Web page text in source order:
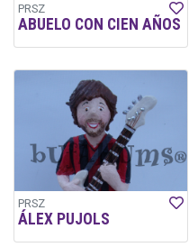
PRSZ
ABUELO CON CIEN AÑOS
PRSZ
ÁLEX PUJOLS